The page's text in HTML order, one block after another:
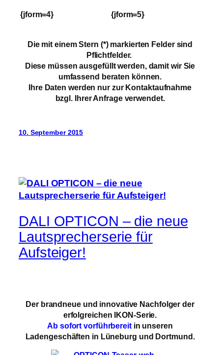
{jform=4} {jform=5}
Die mit einem Stern (*) markierten Felder sind
Pflichtfelder.
Diese müssen ausgefüllt werden, damit wir Sie
umfassend beraten können.
Ihre Daten werden nur zur Kontaktaufnahme
bzgl. Ihrer Anfrage verwendet.
10. September 2015
DALI OPTICON – die neue
Lautsprecherserie für
Aufsteiger!
Der brandneue und innovative Nachfolgerder
erfolgreichen IKON-Serie.
Ab sofort vorführbereitin unseren
Ladengeschäften in Lüneburg und Dortmund.